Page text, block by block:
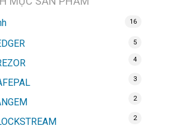
16
5
4
3
2
2